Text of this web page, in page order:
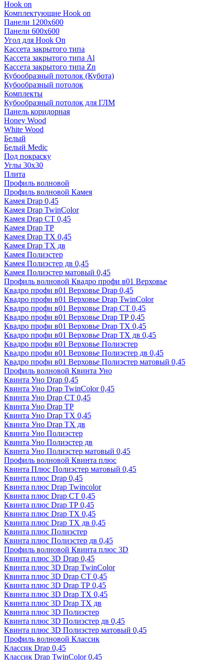
Hook on
Комплектующие Hook on
Панели 1200х600
Панели 600х600
Угол для Hook On
Кассета закрытого типа
Кассета закрытого типа Al
Кассета закрытого типа Zn
Кубообразный потолок (Кубота)
Кубообразный потолок
Комплекты
Кубообразный потолок для ГЛМ
Панель коридорная
Honey Wood
White Wood
Белый
Белый Medic
Под покраску
Углы 30х30
Плита
Профиль волновой
Профиль волновой Камея
Камея Drap 0,45
Камея Drap TwinColor
Камея Drap СТ 0,45
Камея Drap ТР
Камея Drap ТХ 0,45
Камея Drap ТХ дв
Камея Полиэстер
Камея Полиэстер дв 0,45
Камея Полиэстер матовый 0,45
Профиль волновой Квадро профи в01 Верховье
Квадро профи в01 Верховье Drap 0,45
Квадро профи в01 Верховье Drap TwinColor
Квадро профи в01 Верховье Drap СТ 0,45
Квадро профи в01 Верховье Drap ТР 0,45
Квадро профи в01 Верховье Drap ТХ 0,45
Квадро профи в01 Верховье Drap ТХ дв 0,45
Квадро профи в01 Верховье Полиэстер
Квадро профи в01 Верховье Полиэстер дв 0,45
Квадро профи в01 Верховье Полиэстер матовый 0,45
Профиль волновой Квинта Уно
Квинта Уно Drap 0,45
Квинта Уно Drap TwinColor 0,45
Квинта Уно Drap СТ 0,45
Квинта Уно Drap ТР
Квинта Уно Drap ТХ 0,45
Квинта Уно Drap ТХ дв
Квинта Уно Полиэстер
Квинта Уно Полиэстер дв
Квинта Уно Полиэстер матовый 0,45
Профиль волновой Квинта плюс
Квинта Плюс Полиэстер матовый 0,45
Квинта плюс Drap 0,45
Квинта плюс Drap Twincolor
Квинта плюс Drap СТ 0,45
Квинта плюс Drap ТР 0,45
Квинта плюс Drap ТХ 0,45
Квинта плюс Drap ТХ дв 0,45
Квинта плюс Полиэстер
Квинта плюс Полиэстер дв 0,45
Профиль волновой Квинта плюс 3D
Квинта плюс 3D Drap 0,45
Квинта плюс 3D Drap TwinColor
Квинта плюс 3D Drap СТ 0,45
Квинта плюс 3D Drap ТР 0,45
Квинта плюс 3D Drap ТХ 0,45
Квинта плюс 3D Drap ТХ дв
Квинта плюс 3D Полиэстер
Квинта плюс 3D Полиэстер дв 0,45
Квинта плюс 3D Полиэстер матовый 0,45
Профиль волновой Классик
Классик Drap 0,45
Классик Drap TwinColor 0,45